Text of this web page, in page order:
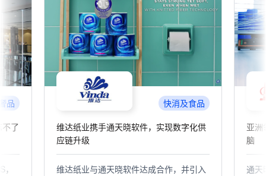
品
供
入
零售分销
亚洲领先的自动化仓储标杆背后的智慧大
脑
通天晓软件打造的OMS+WMS-数字化供
达能
达能